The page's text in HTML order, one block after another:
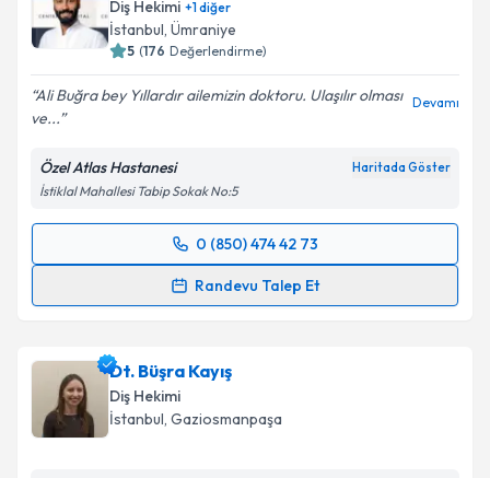
E-posta Adresiniz
Metni'ni okudum ve kişisel verilerimin belirtilen
kapsamda işlenmesini kabul ediyorum.
Takvim Talebini Gönder
Diş Hekimi +1diğer
İstanbul, Ümraniye
5 (176 Değerlendirme)
Ali Buğra bey Yıllardır ailemizin doktoru. Ulaşılır olması
ve...
Devamı
Özel Atlas Hastanesi Haritada Göster
İstiklal Mahallesi Tabip Sokak No:5
0 (850) 474 42 73
Randevu Talep Et
Randevu Takvimi Talebi
takvim hazırlandığında e-posta ile bilgilendireceğiz.
E-posta Adresiniz
Dt. Büşra Kayış
Diş Hekimi
İstanbul, Gaziosmanpaşa